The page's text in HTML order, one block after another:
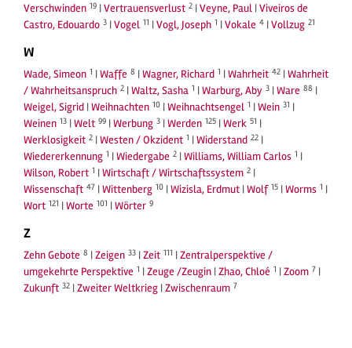
Verschwinden 19 |Vertrauensverlust 2 |Veyne, Paul |Viveiros de
Castro, Edouardo 3 |Vogel 11 |Vogl, Joseph 1 |Vokale 4 |Vollzug 21
W
Wade, Simeon 1 |Waffe 8 |Wagner, Richard 1 |Wahrheit 42 |Wahrheit
/ Wahrheitsanspruch 2 |Waltz, Sasha 1 |Warburg, Aby 3 |Ware 88 |
Weigel, Sigrid |Weihnachten 10 |Weihnachtsengel 1 |Wein 31 |
Weinen 13 |Welt 99 |Werbung 3 |Werden 125 |Werk 51 |
Werklosigkeit 2 |Westen / Okzident 1 |Widerstand 22 |
Wiedererkennung 1 |Wiedergabe 2 |Williams, William Carlos 1 |
Wilson, Robert 1 |Wirtschaft / Wirtschaftssystem 2 |
Wissenschaft 47 |Wittenberg 10 |Wizisla, Erdmut |Wolf 15 |Worms 1 |
Wort 121 |Worte 101 |Wörter 9
Z
Zehn Gebote 8 |Zeigen 33 |Zeit 111 |Zentralperspektive /
umgekehrte Perspektive 1 |Zeuge /Zeugin |Zhao, Chloé 1 |Zoom 7 |
Zukunft 32 |Zweiter Weltkrieg |Zwischenraum 7